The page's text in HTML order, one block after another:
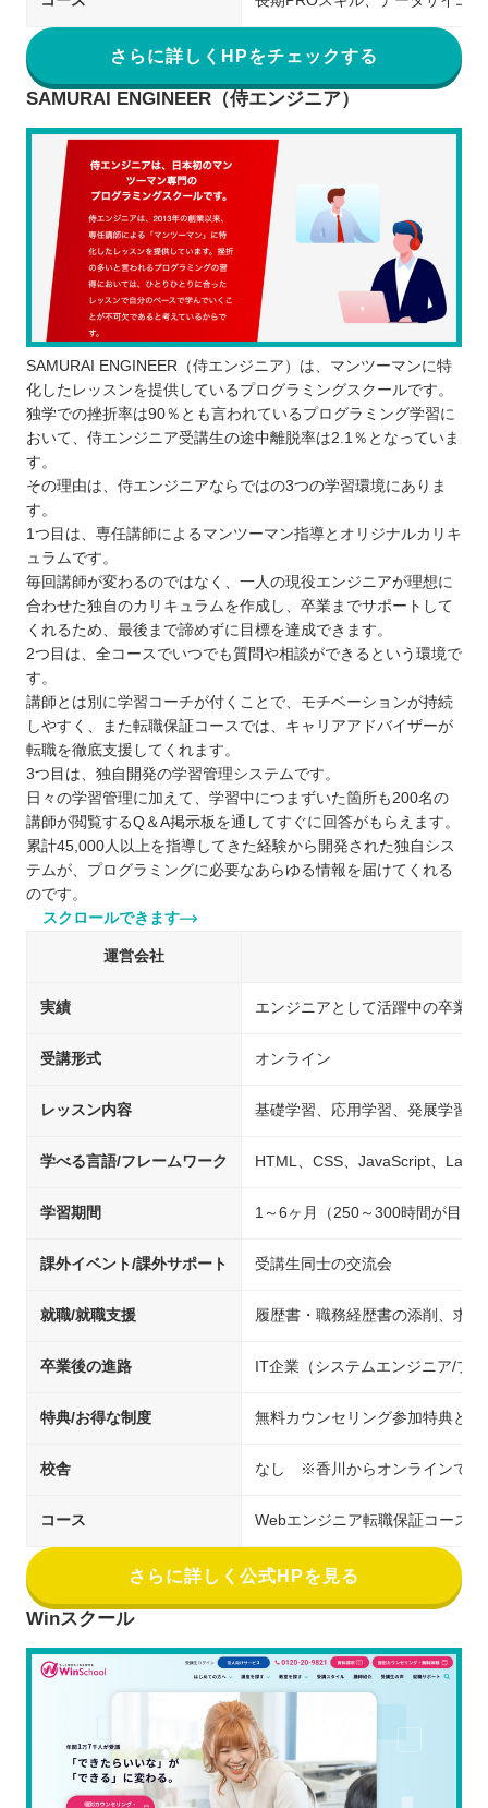
さらに詳しくHPをチェックする
SAMURAI ENGINEER（侍エンジニア）
SAMURAI ENGINEER（侍エンジニア）は、マンツーマンに特
化したレッスンを提供しているプログラミングスクールです。
独学での挫折率は90％とも言われているプログラミング学習に
おいて、侍エンジニア受講生の途中離脱率は2.1％となっていま
す。
その理由は、侍エンジニアならではの3つの学習環境にありま
す。
1つ目は、専任講師によるマンツーマン指導とオリジナルカリキ
ュラムです。
毎回講師が変わるのではなく、一人の現役エンジニアが理想に
合わせた独自のカリキュラムを作成し、卒業までサポートして
くれるため、最後まで諦めずに目標を達成できます。
2つ目は、全コースでいつでも質問や相談ができるという環境で
す。
講師とは別に学習コーチが付くことで、モチベーションが持続
しやすく、また転職保証コースでは、キャリアアドバイザーが
転職を徹底支援してくれます。
3つ目は、独自開発の学習管理システムです。
日々の学習管理に加えて、学習中につまずいた箇所も200名の
講師が閲覧するQ＆A掲示板を通してすぐに回答がもらえます。
累計45,000人以上を指導してきた経験から開発された独自シス
テムが、プログラミングに必要なあらゆる情報を届けてくれる
のです。
スクロールできます
運営会社
実績 エンジニアとして活躍中の卒業生
受講形式 オンライン
レッスン内容 基礎学習、応用学習、発展学習、
学べる言語/フレームワーク HTML、CSS、JavaScript、
学習期間 1～6ヶ月（250～300時間が目安
課外イベント/課外サポート 受講生同士の交流会
就職/就職支援 履歴書・職務経歴書の添削、求
卒業後の進路 IT企業（システムエンジニア/プ
特典/お得な制度 無料カウンセリング参加特典と
校舎 なし ※香川からオンラインで受
コース Webエンジニア転職保証コース
さらに詳しく公式HPを見る
Winスクール